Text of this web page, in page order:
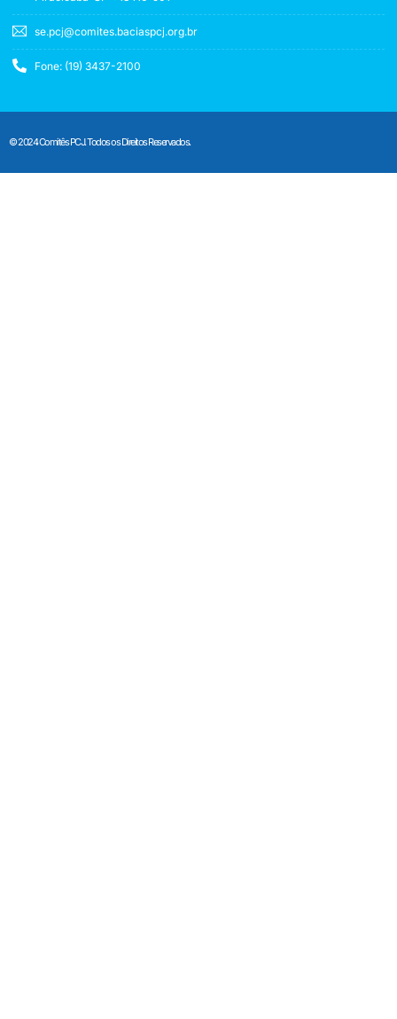
se.pcj@comites.baciaspcj.org.br
Fone: (19) 3437-2100
© 2024 Comitês PCJ. Todos os Direitos Reservados.